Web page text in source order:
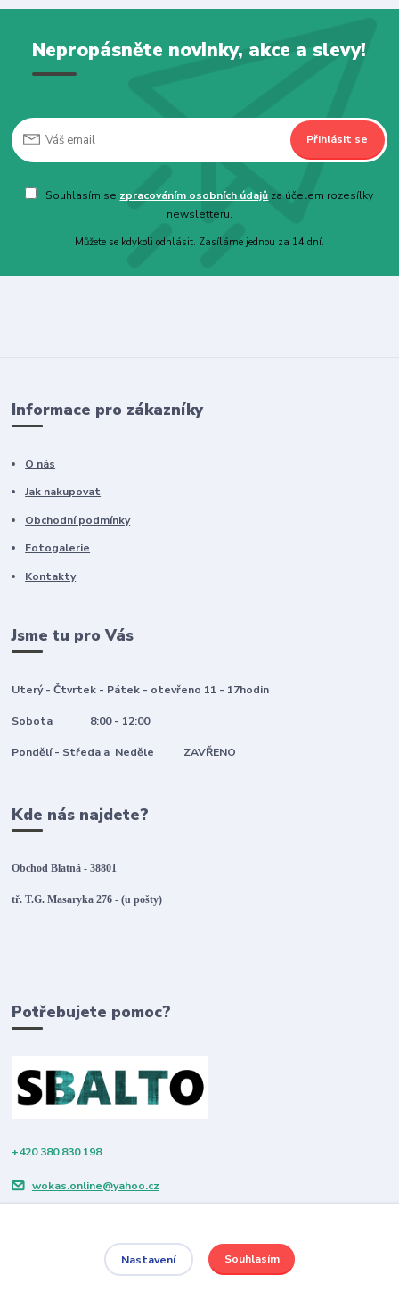
Nepropásněte novinky, akce a slevy!
Přihlásit se
Souhlasím se zpracováním osobních údajů za účelem rozesílky
newsletteru.
Můžete se kdykoli odhlásit. Zasíláme jednou za 14 dní.
Informace pro zákazníky
O nás
Jak nakupovat
Obchodní podmínky
Fotogalerie
Kontakty
Jsme tu pro Vás
Uterý - Čtvrtek - Pátek - otevřeno 11 - 17hodin
Sobota 8:00 - 12:00
Pondělí - Středa a Neděle ZAVŘENO
Kde nás najdete?
Obchod Blatná - 38801
tř. T.G. Masaryka 276 - (u pošty)
Potřebujete pomoc?
+420 380 830 198
wokas.online@yahoo.cz
Nastavení Souhlasím